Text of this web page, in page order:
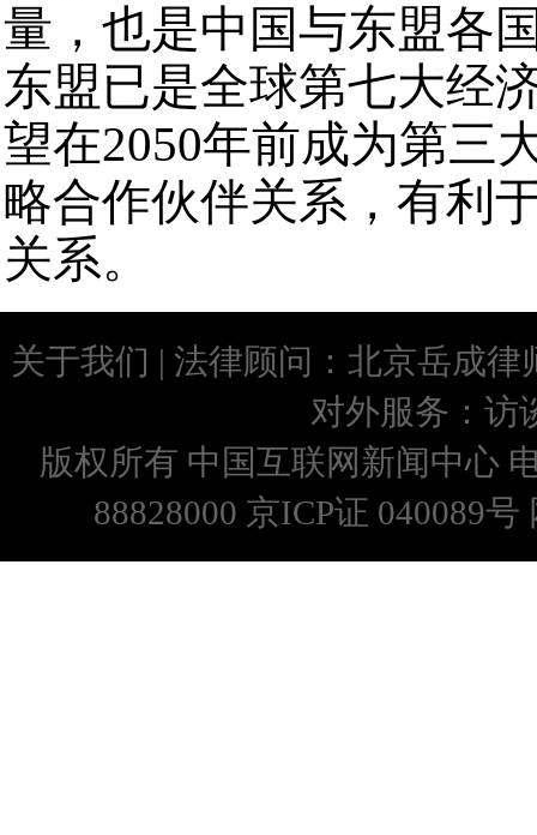
量，也是中国与东盟各
东盟已是全球第七大经
望在2050年前成为第三
略合作伙伴关系，有利
关系。
关于我们 | 法律顾问： 北京岳成律
对外服务： 访
版权所有 中国互联网新闻中心
88828000 京ICP证 040089